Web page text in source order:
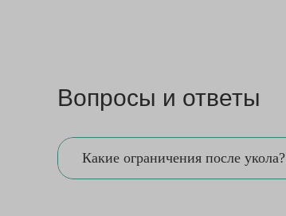
Вопросы и ответы
Какие ограничения после укола?